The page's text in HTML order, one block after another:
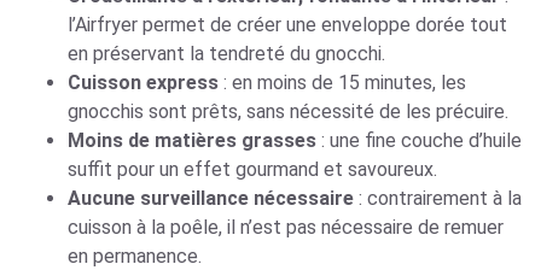
l’Airfryer permet de créer une enveloppe dorée tout
en préservant la tendreté du gnocchi.
Cuisson express : en moins de 15 minutes, les
gnocchis sont prêts, sans nécessité de les précuire.
Moins de matières grasses : une fine couche d’huile
suffit pour un effet gourmand et savoureux.
Aucune surveillance nécessaire : contrairement à la
cuisson à la poêle, il n’est pas nécessaire de remuer
en permanence.